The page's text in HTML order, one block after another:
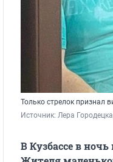
Только стрелок признал
Источник: Лера
В Кузбассе в